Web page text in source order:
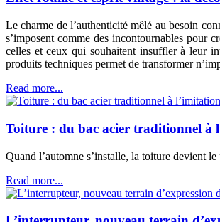
Le charme de l’authenticité mêlé au besoin
s’imposent comme des incontournables pour
celles et ceux qui souhaitent insuffler à leur
produits techniques permet de transformer
Read more...
Toiture : du bac acier traditionnel à
Quand l’automne s’installe, la toiture devient
Read more...